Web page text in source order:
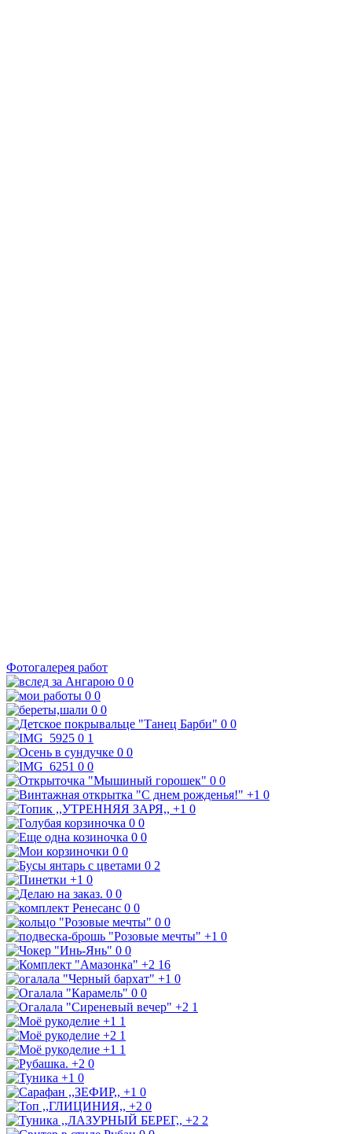
Фотогалерея работ
0 0
0 0
0 0
0 0
0 1
0 0
0 0
0 0
+1 0
+1 0
0 0
0 0
0 0
0 2
+1 0
0 0
0 0
0 0
+1 0
0 0
+2 16
+1 0
0 0
+2 1
+1 1
+2 1
+1 1
+2 0
+1 0
+1 0
+2 0
+2 2